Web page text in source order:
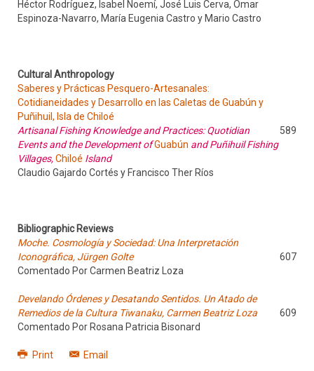
Héctor Rodríguez, Isabel Noemí, José Luis Cerva, Omar
Espinoza-Navarro, María Eugenia Castro y Mario Castro
Cultural Anthropology
Saberes y Prácticas Pesquero-Artesanales:
Cotidianeidades y Desarrollo en las Caletas de Guabún y
Puñihuil, Isla de Chiloé
Artisanal Fishing Knowledge and Practices: Quotidian
Events and the Development ofGuabún and Puñihuil Fishing
Villages,Chiloé Island
589
Claudio Gajardo Cortés y Francisco Ther Ríos
Bibliographic Reviews
Moche. Cosmología y Sociedad: Una Interpretación
Iconográfica, Jürgen Golte
607
Comentado Por Carmen Beatriz Loza
Develando Órdenes y Desatando Sentidos. Un Atado de
Remedios de la Cultura Tiwanaku, Carmen Beatriz Loza
609
Comentado Por Rosana Patricia Bisonard
Print Email